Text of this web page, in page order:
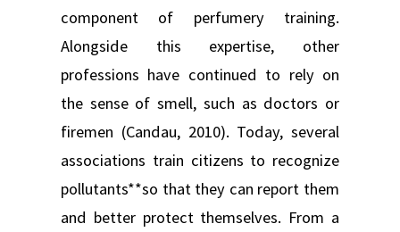
component of perfumery training.
Alongside this expertise, other
professions have continued to rely on
the sense of smell, such as doctors or
firemen (Candau, 2010). Today, several
associations train citizens to recognize
pollutants**so that they can report them
and better protect themselves. From a